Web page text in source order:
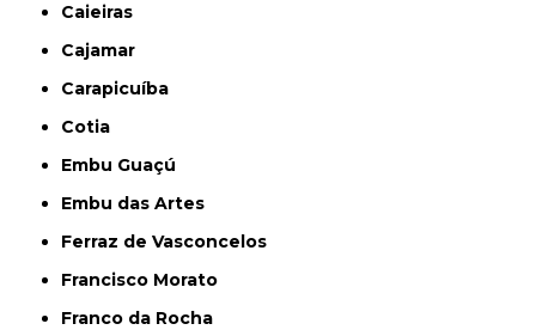
Caieiras
Cajamar
Carapicuíba
Cotia
Embu Guaçú
Embu das Artes
Ferraz de Vasconcelos
Francisco Morato
Franco da Rocha